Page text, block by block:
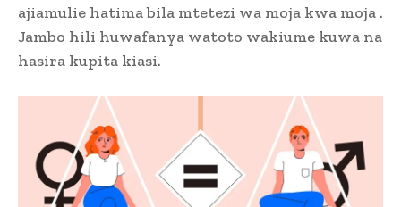
ajiamulie hatima bila mtetezi wa moja kwa moja .
Jambo hili huwafanya watoto wakiume kuwa na
hasira kupita kiasi.